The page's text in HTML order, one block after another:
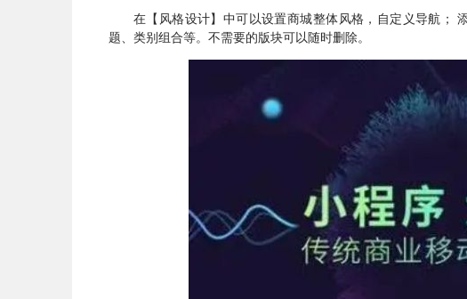
在【风格设计】中可以设置商城整体风格，自定义导航；
题、类别组合等。不需要的版块可以随时删除。